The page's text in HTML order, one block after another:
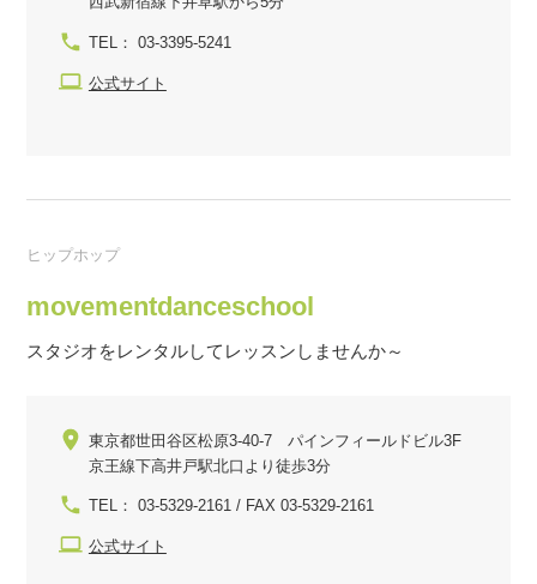
TEL： 03-3395-5241
公式サイト
ヒップホップ
movementdanceschool
スタジオをレンタルしてレッスンしませんか～
東京都世田谷区松原3-40-7 パインフィールドビル3F
京王線下高井戸駅北口より徒歩3分
TEL： 03-5329-2161 / FAX 03-5329-2161
公式サイト